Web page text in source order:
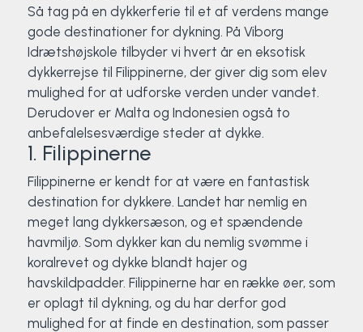
Så tag på en dykkerferie til et af verdens mange
gode destinationer for dykning. På Viborg
Idrætshøjskole tilbyder vi hvert år en eksotisk
dykkerrejse til Filippinerne, der giver dig som elev
mulighed for at udforske verden under vandet.
Derudover er Malta og Indonesien også to
anbefalelsesværdige steder at dykke.
1. Filippinerne
Filippinerne er kendt for at være en fantastisk
destination for dykkere. Landet har nemlig en
meget lang dykkersæson, og et spændende
havmiljø. Som dykker kan du nemlig svømme i
koralrevet og dykke blandt hajer og
havskildpadder. Filippinerne har en række øer, som
er oplagt til dykning, og du har derfor god
mulighed for at finde en destination, som passer